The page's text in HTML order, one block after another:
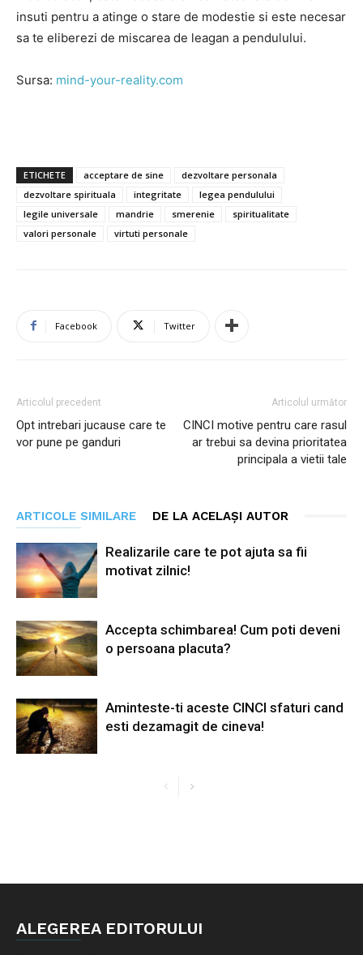
insuti pentru a atinge o stare de modestie si este necesar
sa te eliberezi de miscarea de leagan a pendulului.
Sursa: mind-your-reality.com
ETICHETE acceptare de sine
dezvoltare personala
dezvoltare spirituala
integritate
legea pendulului
legile universale
mandrie smerenie
spiritualitate
valori personale
virtuti personale
Facebook Twitter
Articolul precedent
Opt intrebari jucause care te
vor pune pe ganduri
Articolul următor
CINCI motive pentru care rasul
ar trebui sa devina prioritatea
principala a vietii tale
ARTICOLE SIMILARE DE LA ACELAȘI AUTOR
Realizarile care te pot ajuta sa fii
motivat zilnic!
Accepta schimbarea! Cum poti deveni
o persoana placuta?
Aminteste-ti aceste CINCI sfaturi cand
esti dezamagit de cineva!
ALEGEREA EDITORULUI